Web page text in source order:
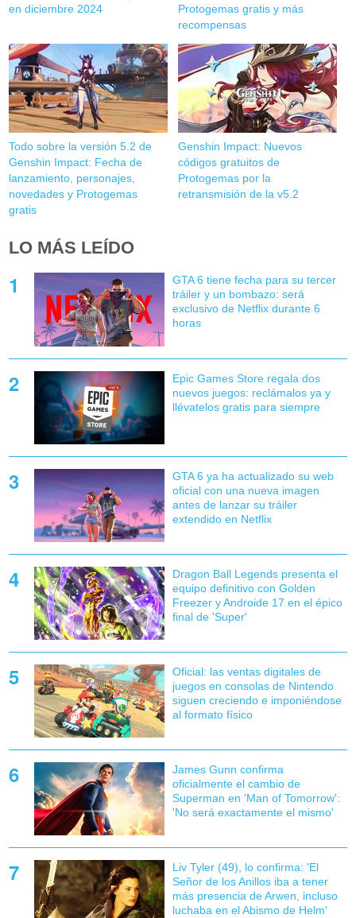
en diciembre 2024
Protogemas gratis y más
recompensas
Todo sobre la versión 5.2 de
Genshin Impact: Fecha de
lanzamiento, personajes,
novedades y Protogemas
gratis
Genshin Impact: Nuevos
códigos gratuitos de
Protogemas por la
retransmisión de la v5.2
LO MÁS LEÍDO
GTA 6 tiene fecha para su tercer
tráiler y un bombazo: será
exclusivo de Netflix durante 6
horas
Epic Games Store regala dos
nuevos juegos: reclámalos ya y
llévatelos gratis para siempre
GTA 6 ya ha actualizado su web
oficial con una nueva imagen
antes de lanzar su tráiler
extendido en Netflix
Dragon Ball Legends presenta el
equipo definitivo con Golden
Freezer y Androide 17 en el épico
final de 'Super'
Oficial: las ventas digitales de
juegos en consolas de Nintendo
siguen creciendo e imponiéndose
al formato físico
James Gunn confirma
oficialmente el cambio de
Superman en 'Man of Tomorrow':
'No será exactamente el mismo'
Liv Tyler (49), lo confirma: 'El
Señor de los Anillos iba a tener
más presencia de Arwen, incluso
luchaba en el Abismo de Helm'